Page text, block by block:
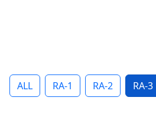
ALL RA-1 RA-2 RA-3